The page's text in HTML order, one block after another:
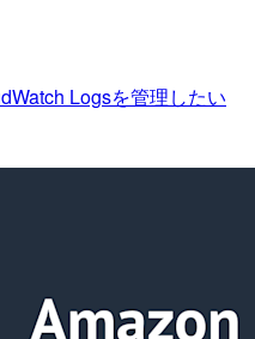
Logsを管理したい